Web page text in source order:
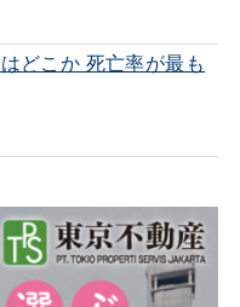
どこか 死亡率が最も